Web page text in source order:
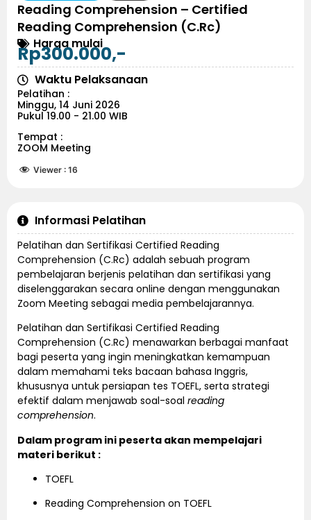
Reading Comprehension – Certified
Reading Comprehension (C.Rc)
Harga mulai
Rp300.000,-
Waktu Pelaksanaan
Pelatihan :
Minggu, 14 Juni 2026
Pukul 19.00 - 21.00 WIB
Tempat :
ZOOM Meeting
Viewer : 16
Informasi Pelatihan
Pelatihan dan Sertifikasi Certified Reading
Comprehension (C.Rc) adalah sebuah program
pembelajaran berjenis pelatihan dan sertifikasi yang
diselenggarakan secara online dengan menggunakan
Zoom Meeting sebagai media pembelajarannya.
Pelatihan dan Sertifikasi Certified Reading
Comprehension (C.Rc) menawarkan berbagai manfaat
bagi peserta yang ingin meningkatkan kemampuan
dalam memahami teks bacaan bahasa Inggris,
khususnya untuk persiapan tes TOEFL, serta strategi
efektif dalam menjawab soal-soal reading
comprehension.
Dalam program ini peserta akan mempelajari
materi berikut :
TOEFL
Reading Comprehension on TOEFL